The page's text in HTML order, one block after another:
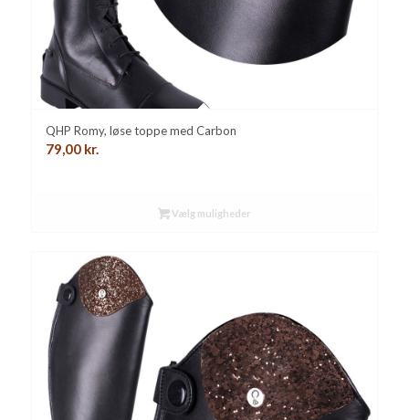
QHP Romy, løse toppe med Carbon
79,00 kr.
Vælg muligheder